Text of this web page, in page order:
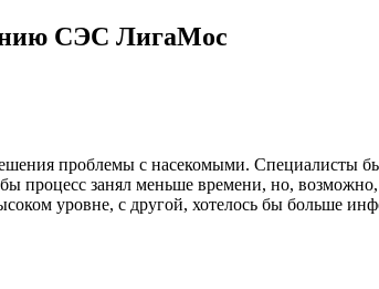
СЭС ЛигаМос
проблемы с насекомыми. Специалисты
процесс занял меньше времени, но,
уровне, с другой, хотелось бы больше